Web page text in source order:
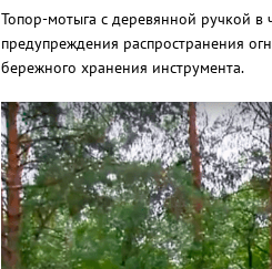
Топор-мотыга с деревянной ручкой в
предупреждения распространения
бережного хранения инструмента.